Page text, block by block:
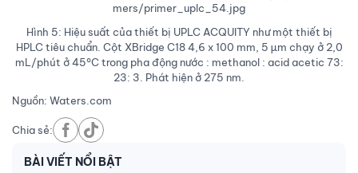
Hình 5: Hiệu suất của thiết bị UPLC ACQUITY như một thiết bị
HPLC tiêu chuẩn. Cột XBridge C18 4,6 x 100 mm, 5 µm chạy ở 2,0
mL/phút ở 45°C trong pha động nước : methanol : acid acetic 73:
23: 3. Phát hiện ở 275 nm.
Nguồn: Waters.com
Chia sẻ:
BÀI VIẾT NỔI BẬT